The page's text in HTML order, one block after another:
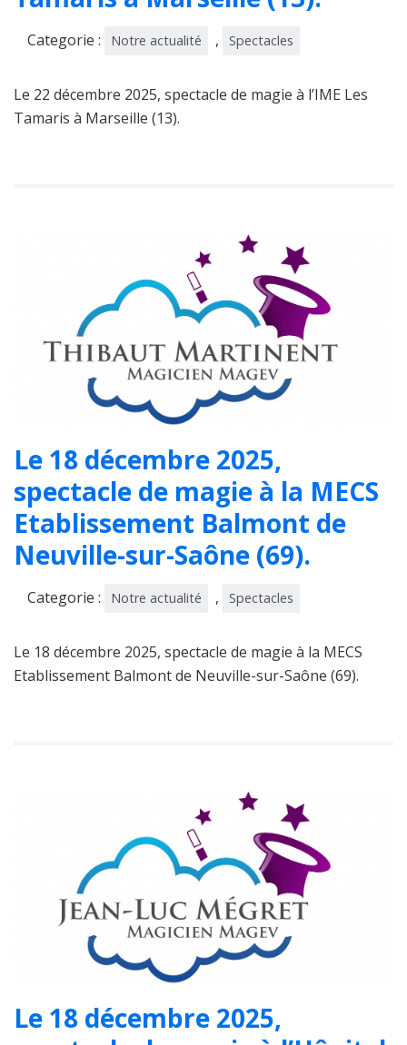
Categorie : Notre actualité , Spectacles
Le 22 décembre 2025, spectacle de magie à l’IME Les
Tamaris à Marseille (13).
Le 18 décembre 2025,
spectacle de magie à la MECS
Etablissement Balmont de
Neuville-sur-Saône (69).
Categorie : Notre actualité , Spectacles
Le 18 décembre 2025, spectacle de magie à la MECS
Etablissement Balmont de Neuville-sur-Saône (69).
Le 18 décembre 2025,